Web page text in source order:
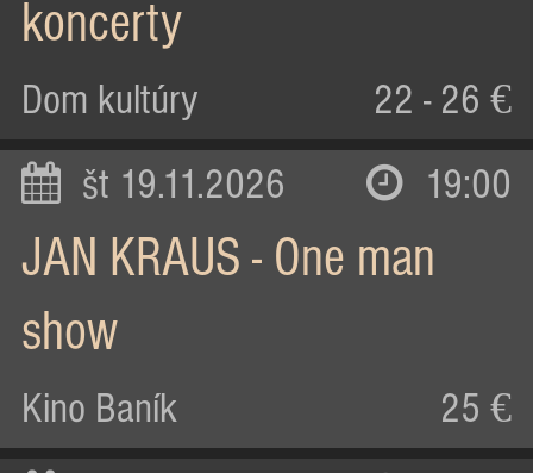
koncerty
Dom kultúry 22 - 26 €
št 19.11.2026 19:00
JAN KRAUS - One man
show
Kino Baník 25 €